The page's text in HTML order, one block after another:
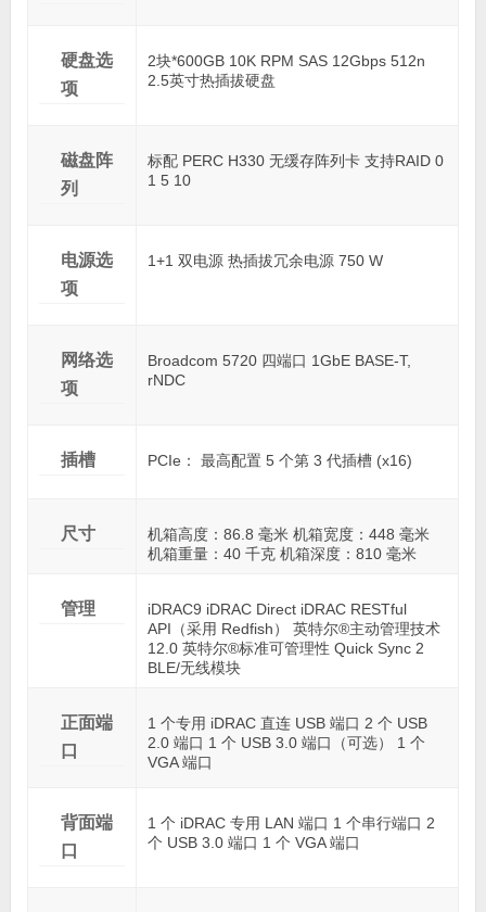
硬盘选
项
2块*600GB 10K RPM SAS 12Gbps 512n
2.5英寸热插拔硬盘
磁盘阵
列
标配 PERC H330 无缓存阵列卡 支持RAID 0
1 5 10
电源选
项
1+1 双电源 热插拔冗余电源 750 W
网络选
项
Broadcom 5720 四端口 1GbE BASE-T,
rNDC
插槽 PCIe： 最高配置 5 个第 3 代插槽 (x16)
尺寸
机箱高度：86.8 毫米 机箱宽度：448 毫米
机箱重量：40 千克 机箱深度：810 毫米
管理
iDRAC9 iDRAC Direct iDRAC RESTful
API（采用 Redfish） 英特尔®主动管理技术
12.0 英特尔®标准可管理性 Quick Sync 2
BLE/无线模块
正面端
口
1 个专用 iDRAC 直连 USB 端口 2 个 USB
2.0 端口 1 个 USB 3.0 端口（可选） 1 个
VGA 端口
背面端
口
1 个 iDRAC 专用 LAN 端口 1 个串行端口 2
个 USB 3.0 端口 1 个 VGA 端口